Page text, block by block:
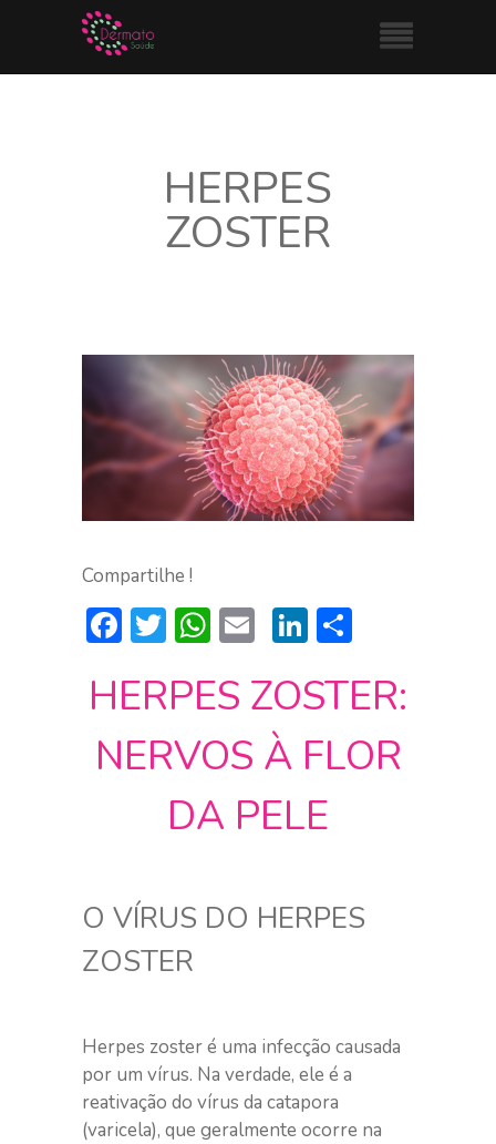
HERPES
ZOSTER
Compartilhe !
Facebook
Twitter
WhatsApp
EmailLinkedIn
HERPES ZOSTER:
NERVOS À FLOR
DA PELE
O VÍRUS DO HERPES
ZOSTER
Herpes zoster é uma infecção causada
por um vírus. Na verdade, ele é a
reativação do vírus da catapora
(varicela), que geralmente ocorre na